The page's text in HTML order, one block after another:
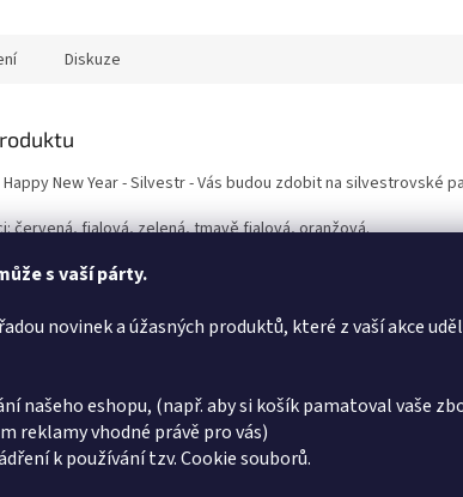
s vaší párty.
novinek a úžasných produktů, které z vaší akce
našeho eshopu, (např. aby si košík pamatoval vaše
reklamy vhodné právě pro vás)
k používání tzv. Cookie souborů.
Diskuze
New Year - Silvestr - Vás budou zdobit na silvestrovské
červená, fialová, zelená, tmavě fialová, oranžová.
prosím do poznámky k objednávce. Pokud by jste
varianta/barva nebude skladem, budeme Vás co nejrychleji